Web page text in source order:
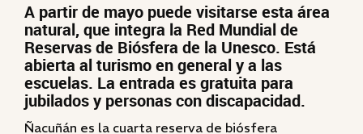
A partir de mayo puede visitarse esta área
natural, que integra la Red Mundial de
Reservas de Biósfera de la Unesco. Está
abierta al turismo en general y a las
escuelas. La entrada es gratuita para
jubilados y personas con discapacidad.
Ñacuñán es la cuarta reserva de biósfera